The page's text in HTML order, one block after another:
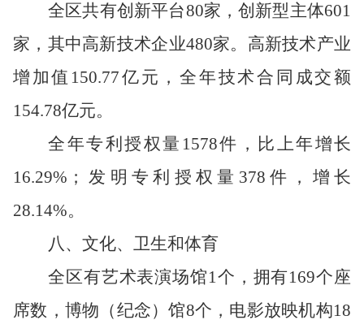
全区共有创新平台80家 ，创新型主体601
家 ，其中高新技术企业480家。高新技术产业
增加值 150.77亿元，全年技术合同成交额
154.78亿元。
全年专利授权量 1578件，比上年增长
16.29% ；发明专利授权量 378 件，增长
28.14%。
八、 文化、 卫生和体育
全区有艺术表演场馆1个，拥有169个座
席数，博物（纪念）馆8个，电影放映机构18